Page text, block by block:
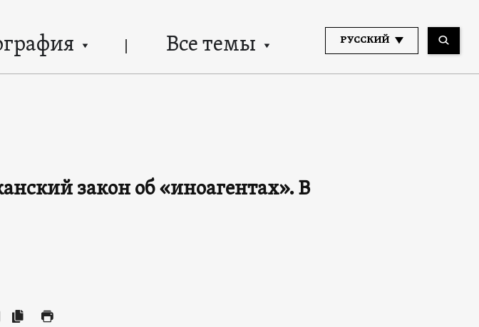
Все темы РУССКИЙ
закон об «иноагентах». В